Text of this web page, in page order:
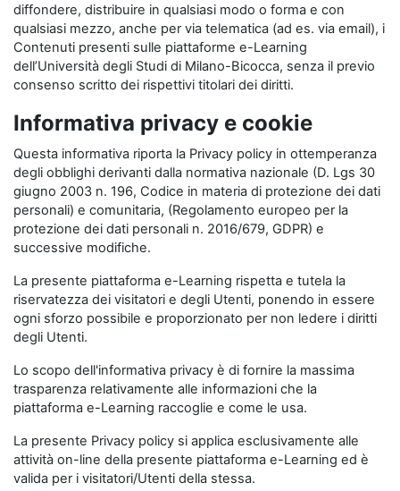
diffondere, distribuire in qualsiasi modo o forma e con
qualsiasi mezzo, anche per via telematica (ad es. via email), i
Contenuti presenti sulle piattaforme e-Learning
dell’Università degli Studi di Milano-Bicocca, senza il previo
consenso scritto dei rispettivi titolari dei diritti.
Informativa privacy e cookie
Questa informativa riporta la Privacy policy in ottemperanza
degli obblighi derivanti dalla normativa nazionale (D. Lgs 30
giugno 2003 n. 196, Codice in materia di protezione dei dati
personali) e comunitaria, (Regolamento europeo per la
protezione dei dati personali n. 2016/679, GDPR) e
successive modifiche.
La presente piattaforma e-Learning rispetta e tutela la
riservatezza dei visitatori e degli Utenti, ponendo in essere
ogni sforzo possibile e proporzionato per non ledere i diritti
degli Utenti.
Lo scopo dell'informativa privacy è di fornire la massima
trasparenza relativamente alle informazioni che la
piattaforma e-Learning raccoglie e come le usa.
La presente Privacy policy si applica esclusivamente alle
attività on-line della presente piattaforma e-Learning ed è
valida per i visitatori/Utenti della stessa.